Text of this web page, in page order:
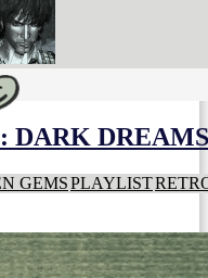
DARK
GEMSPLAYLIST